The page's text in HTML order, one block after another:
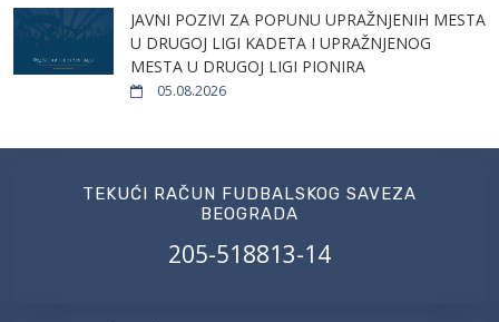
JAVNI POZIVI ZA POPUNU UPRAŽNJENIH MESTA
U DRUGOJ LIGI KADETA I UPRAŽNJENOG
MESTA U DRUGOJ LIGI PIONIRA
05.08.2026
TEKUĆI RAČUN FUDBALSKOG SAVEZA
BEOGRADA
205-518813-14